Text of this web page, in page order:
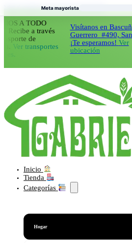
Saltar al contenido principal Saltar al pie de página
TODO
a través
de
transportes
Visítanos en Bascuñán
Guerrero #490, Santiago.
¡Te esperamos!Ver
ubicación
Inicio
Tienda
Categorías
Hogar
Meta mayorista